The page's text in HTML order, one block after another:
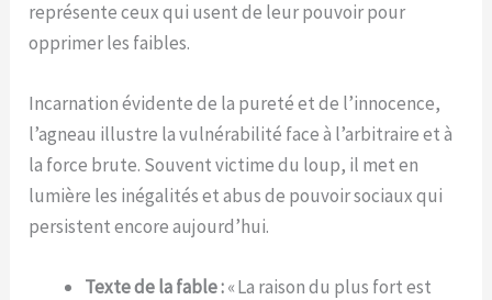
représente ceux qui usent de leur pouvoir pour
opprimer les faibles.
Incarnation évidente de la pureté et de l’innocence,
l’agneau illustre la vulnérabilité face à l’arbitraire et à
la force brute. Souvent victime du loup, il met en
lumière les inégalités et abus de pouvoir sociaux qui
persistent encore aujourd’hui.
Texte de la fable :« La raison du plus fort est